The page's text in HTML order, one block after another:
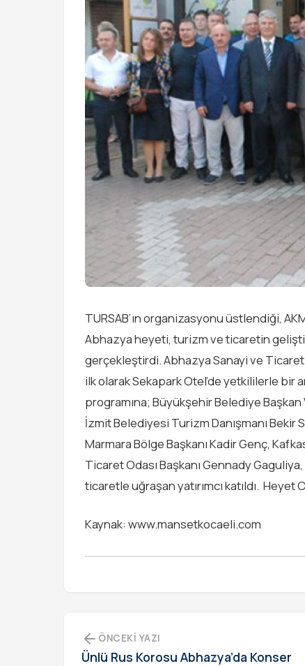
TURSAB’ın organizasyonu üstlendiği,
Abhazya heyeti, turizm ve ticaretin
gerçekleştirdi. Abhazya Sanayi ve Ticaret
ilk olarak Sekapark Otel’de yetkililerle bir
programına; Büyükşehir Belediye Başkan
İzmit Belediyesi Turizm Danışmanı Bekir
Marmara Bölge Başkanı Kadir Genç,
Ticaret Odası Başkanı Gennady Gaguliya,
ticaretle uğraşan yatırımcı katıldı.
Kaynak: www.mansetkocaeli.com
ÖNCEKI YAZI
Ünlü Rus Korosu Abhazya’da Konser